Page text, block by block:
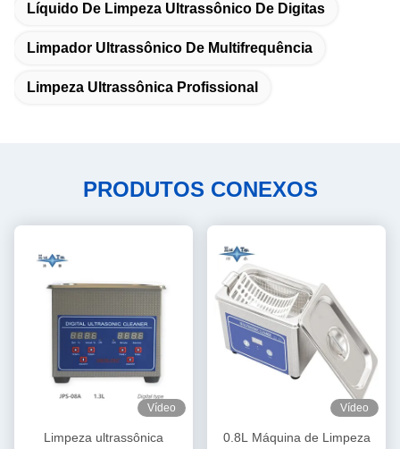
Líquido De Limpeza Ultrassônico De Digitas
Limpador Ultrassônico De Multifrequência
Limpeza Ultrassônica Profissional
PRODUTOS CONEXOS
Vídeo
Limpeza ultrassônica
Vídeo
0.8L Máquina de Limpeza